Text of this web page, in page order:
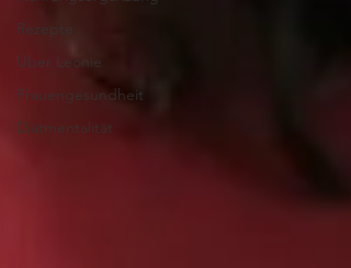
Rezepte
Über Leonie
Frauengesundheit
Diätmentalität